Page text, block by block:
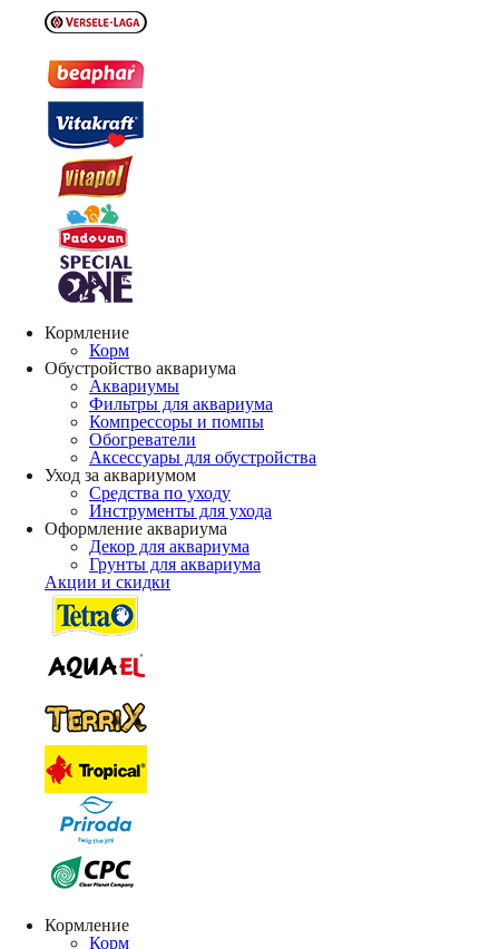
Кормление
Корм
Обустройство аквариума
Аквариумы
Фильтры для аквариума
Компрессоры и помпы
Обогреватели
Аксессуары для обустройства
Уход за аквариумом
Средства по уходу
Инструменты для ухода
Оформление аквариума
Декор для аквариума
Грунты для аквариума
Акции и скидки
Кормление
Корм